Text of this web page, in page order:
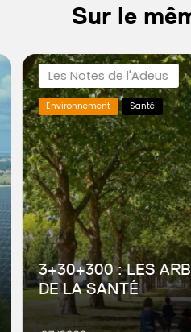
Sur le
Les Notes de l'Adeus
Environnement Santé
3+30+300 : LES
DE LA SANTÉ
L’adaptation au